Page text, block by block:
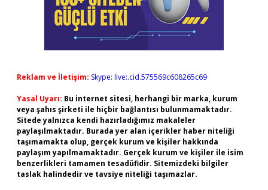
Reklam ve İletişim: Skype: live:.cid.575569c608265c69
Yasal Uyarı: Bu internet sitesi, herhangi bir marka, kurum
veya şahıs şirketi ile hiçbir bağlantısı bulunmamaktadır.
Sitede yalnızca kendi hazırladığımız makaleler
paylaşılmaktadır. Burada yer alan içerikler haber niteliği
taşımamakta olup, gerçek kurum ve kişiler hakkında
paylaşım yapılmamaktadır. Gerçek kurum ve kişiler ile isim
benzerlikleri tamamen tesadüfidir. Sitemizdeki bilgiler
taslak halindedir ve tavsiye niteliği taşımazlar.